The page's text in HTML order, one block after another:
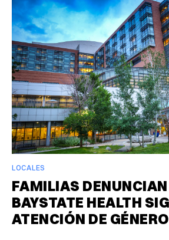
LOCALES
FAMILIAS DENUNCIAN
BAYSTATE HEALTH
ATENCIÓN DE GÉNERO